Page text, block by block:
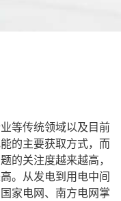
等传统领域以及目前
的主要获取方式，而
的关注度越来越高，
。从发电到用电中间
家电网、南方电网掌